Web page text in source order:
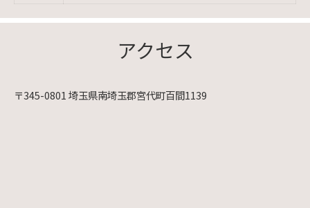
アクセス
〒345-0801 埼玉県南埼玉郡宮代町百間1139